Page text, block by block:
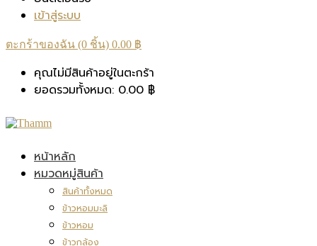
เข้าสู่ระบบ
ตะกร้าของฉัน (0 ชิ้น) 0.00 ฿
คุณไม่มีสินค้าอยู่ในตะกร้า
ยอดรวมทั้งหมด: 0.00 ฿
หน้าหลัก
หมวดหมู่สินค้า
สินค้าทั้งหมด
ข้าวหอมมะลิ
ข้าวหอม
ข้าวกล้อง